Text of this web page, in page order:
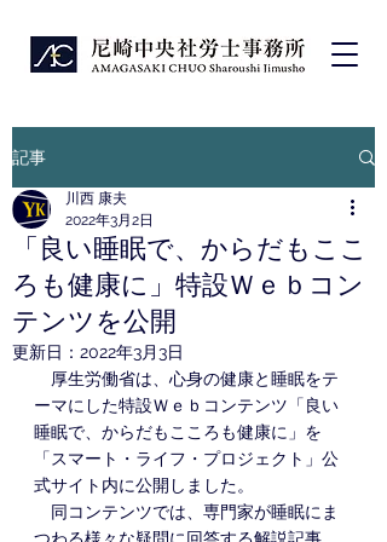
記事
「良い睡眠で、からだもここ
ろも健康に」特設Ｗｅｂコン
テンツを公開
川西 康夫
2022年3月2日
更新日： 2022年3月3日
厚生労働省は、心身の健康と睡眠をテ
ーマにした特設Ｗｅｂコンテンツ「良い
睡眠で、からだもこころも健康に」を
「スマート・ライフ・プロジェクト」公
式サイト内に公開しました。
同コンテンツでは、専門家が睡眠にま